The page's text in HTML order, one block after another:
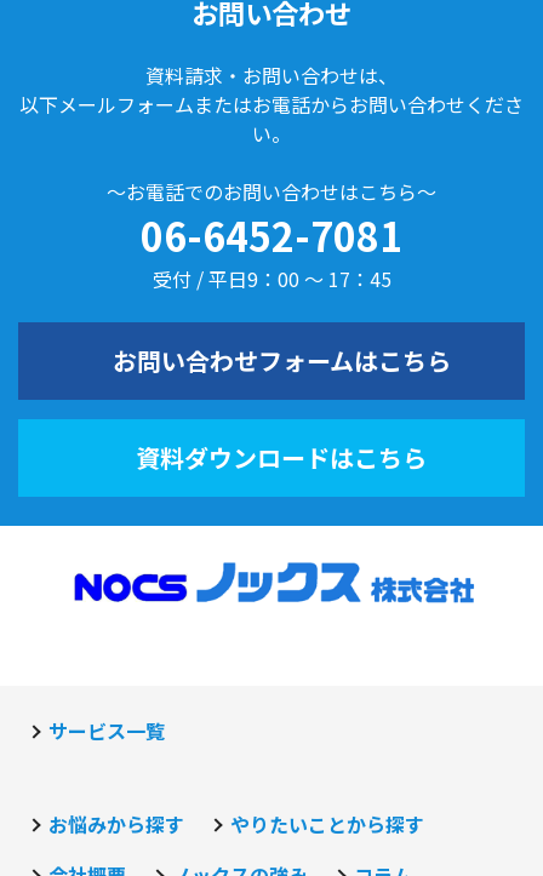
お問い合わせ
資料請求・お問い合わせは、
以下メールフォームまたはお電話からお問い合わせくださ
い。
～お電話でのお問い合わせはこちら～
06-6452-7081
受付 / 平日9：00 ～ 17：45
お問い合わせフォームはこちら
資料ダウンロードはこちら
サービス一覧
お悩みから探す
やりたいことから探す